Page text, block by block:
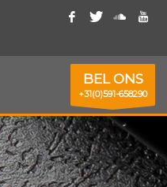
BEL ONS
+31(0)591-658290